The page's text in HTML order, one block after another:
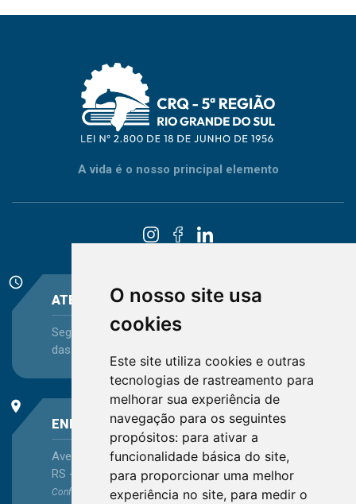
O nosso site usa
cookies
Este site utiliza cookies e outras
tecnologias de rastreamento para
melhorar sua experiência de
navegação para os seguintes
propósitos: para ativar a
funcionalidade básica do site,
para proporcionar uma melhor
experiência no site, para medir o
A vida é o nosso principal elemento
schedule
ATENDIMENTO
Segunda-feira a Sexta-feira - das 08:30 às 12:15 e
das 13:30 às 16:45
place
ENDEREÇO
Avenida Itaqui, 45, Bairro Petrópolis, Porto Alegre -
RS - CEP 90460-140
Confira as demaislocalizações no Estado